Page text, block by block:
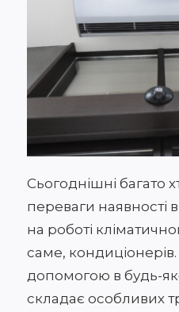
Сьогоднішні багато
переваги наявності
на роботі
саме,
допомогою в будь-
складає особливих